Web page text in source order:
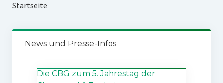
Startseite
News und Presse-Infos
Die CBG zum 5. Jahrestag der